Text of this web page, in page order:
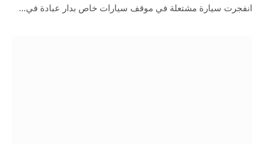
انفجرت سيارة مشتعلة في موقف سيارات خاص بدار عبادة في…